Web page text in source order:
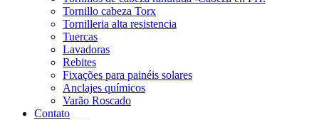
Tornillo cabeza Torx
Tornilleria alta resistencia
Tuercas
Lavadoras
Rebites
Fixações para painéis solares
Anclajes químicos
Varão Roscado
Contato